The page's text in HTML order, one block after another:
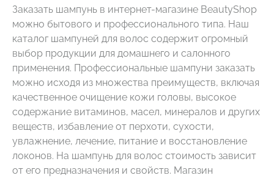
Заказать шампунь в интернет-магазине BeautyShop
можно бытового и профессионального типа. Наш
каталог шампуней для волос содержит огромный
выбор продукции для домашнего и салонного
применения. Профессиональные шампуни заказать
можно исходя из множества преимуществ, включая
качественное очищение кожи головы, высокое
содержание витаминов, масел, минералов и других
веществ, избавление от перхоти, сухости,
увлажнение, лечение, питание и восстановление
локонов. На шампунь для волос стоимость зависит
от его предназначения и свойств. Магазин